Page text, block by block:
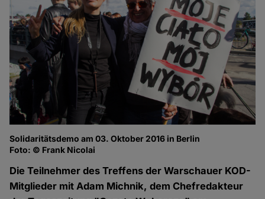
Solidaritätsdemo am 03. Oktober 2016 in Berlin
Foto: © Frank Nicolai
Die Teilnehmer des Treffens der Warschauer KOD-
Mitglieder mit Adam Michnik, dem Chefredakteur